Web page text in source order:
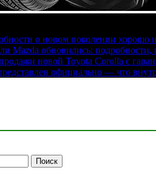
о новом поколении хорошо
Mazda обновились: подробности,
новой Toyota Corolla с
официально — что